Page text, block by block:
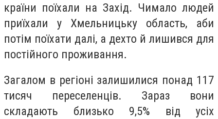
країни поїхали на Захід. Чимало людей
приїхали у Хмельницьку область, аби
потім поїхати далі, а дехто й лишився для
постійного проживання.
Загалом в регіоні залишилися понад 117
тисяч переселенців. Зараз вони
складають близько 9,5% від усіх